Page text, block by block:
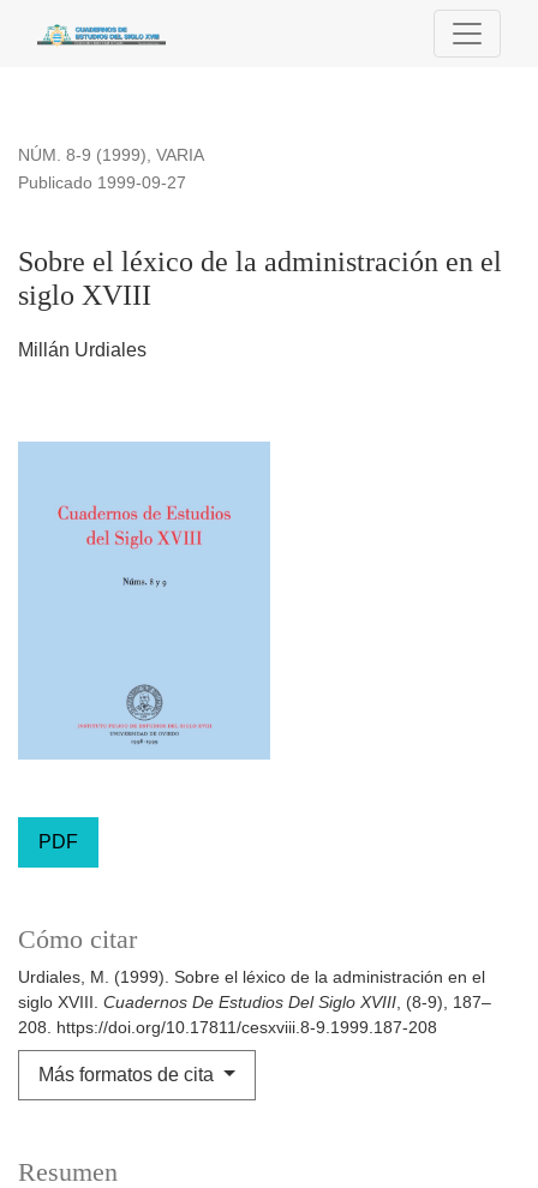
Sobre el léxico de la administración en el siglo XVIII
NÚM. 8-9 (1999), VARIA
Sobre el léxico de la administración en el
siglo XVIII
Publicado 1999-09-27
Millán Urdiales
PDF
Cómo citar
Urdiales, M. (1999). Sobre el léxico de la administración en el
siglo XVIII. Cuadernos De Estudios Del Siglo XVIII , (8-9), 187–
208. https://doi.org/10.17811/cesxviii.8-9.1999.187-208
Más formatos de cita
Resumen